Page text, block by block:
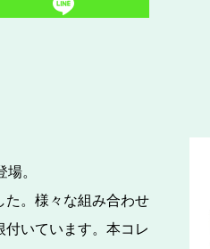
。
た。様々な組み合わせ
いています。本コレ